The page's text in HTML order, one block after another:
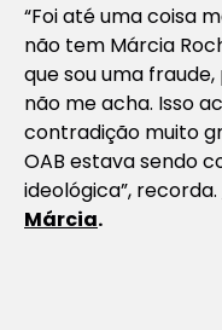
“Foi até uma coisa
não tem Márcia
que sou uma
não me acha. Isso
contradição muito
OAB estava sendo
ideológica”, recorda.
Márcia.